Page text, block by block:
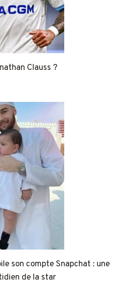
Clauss ?
son compte Snapchat : une
de la star